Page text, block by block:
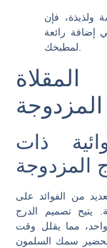
ولذيذة، فإن
إضافة رائعة
المزدوجة
ذات
المزدوجة
من الفوائد على
يتيح تصميم الدرج
مما يقلل وقت
سمك السلمون